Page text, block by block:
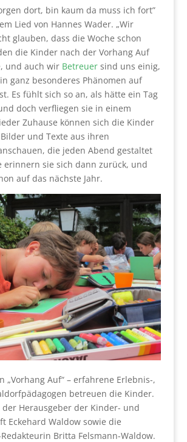
dort, bin kaum da muss ich fort”
Lied von Hannes Wader. „Wir
glauben, dass die Woche schon
die Kinder nach der Vorhang Auf
und auch wir Betreuersind uns einig,
ganz besonderes Phänomen auf
Es fühlt sich so an, als hätte ein Tag
doch verfliegen sie in einem
Zuhause können sich die Kinder
und Texte aus ihren
die jeden Abend gestaltet
erinnern sie sich dann zurück, und
auf das nächste Jahr.
„Vorhang Auf“ – erfahrene Erlebnis-,
betreuen die Kinder.
Herausgeber der Kinder- und
Eckehard Waldow sowie die
Redakteurin Britta Felsmann-Waldow.